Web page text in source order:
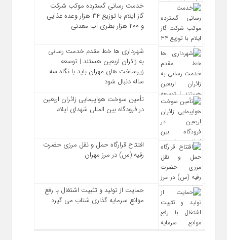
خدمت رسانی گسترده موکب شرکت
گاز ایلام با توزیع ۳۴ هزار وعده غذایی
و ۲۰۰ هزار بطری آب معدنی
شهرداری‌ ها خط مقدم خدمت ‌رسانی
به زائران اربعین هستند | توسعه
زیرساخت ‌های مهران باید با نگاه سه‌
ساله دنبال شود
تأمین سوخت هواپیمایی زائران اربعین
در فرودگاه بین المللی شهدای ایلام
افتتاح قرارگاه حمل‌ و نقل مرزی حضرت
رقیه (س) در مرز مهران
حمایت از تولید و تثبیت اشتغال با رفع
موانع سرمایه‌ گذاری شتاب می‌ گیرد